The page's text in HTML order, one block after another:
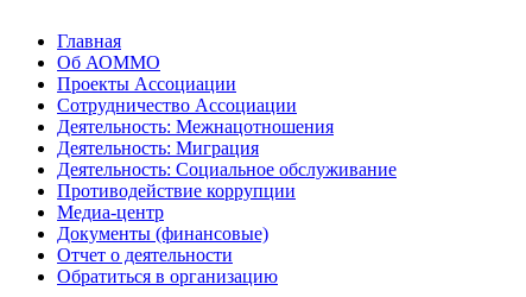
Главная
Об АОММО
Проекты Ассоциации
Сотрудничество Ассоциации
Деятельность: Межнацотношения
Деятельность: Миграция
Деятельность: Социальное обслуживание
Противодействие коррупции
Медиа-центр
Документы (финансовые)
Отчет о деятельности
Обратиться в организацию